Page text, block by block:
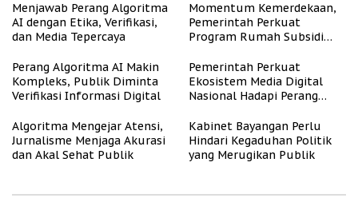
Menjawab Perang Algoritma
AI dengan Etika, Verifikasi,
dan Media Tepercaya
Momentum Kemerdekaan,
Pemerintah Perkuat
Program Rumah Subsidi
Berpenghasilan Rendah
Perang Algoritma AI Makin
Kompleks, Publik Diminta
Verifikasi Informasi Digital
Pemerintah Perkuat
Ekosistem Media Digital
Nasional Hadapi Perang
Algoritma Mengejar Atensi,
Jurnalisme Menjaga Akurasi
dan Akal Sehat Publik
Kabinet Bayangan Perlu
Hindari Kegaduhan Politik
yang Merugikan Publik